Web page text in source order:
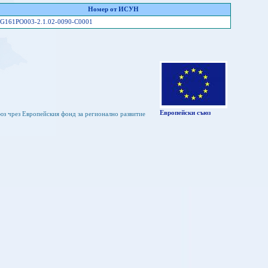
Номер от ИСУН
2.1.02-0090-C0001
чрез Европейския фонд за регионално развитие Европейски съюз